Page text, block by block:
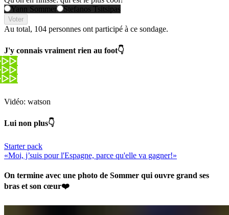
Yann Sommer
Stefanos Tsitsipas
Voter
Au total, 104 personnes ont participé à ce sondage.
J'y connais vraiment rien au foot👇
Vidéo: watson
Lui non plus👇
Starter pack
«Moi, j’suis pour l'Espagne, parce qu'elle va gagner!»
On termine avec une photo de Sommer qui ouvre grand ses
bras et son cœur❤️